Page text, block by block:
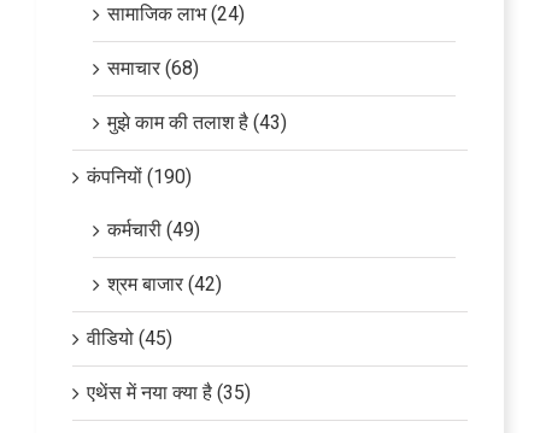
सामाजिक लाभ (24)
समाचार (68)
मुझे काम की तलाश है (43)
कंपनियों (190)
कर्मचारी (49)
श्रम बाजार (42)
वीडियो (45)
एथेंस में नया क्या है (35)